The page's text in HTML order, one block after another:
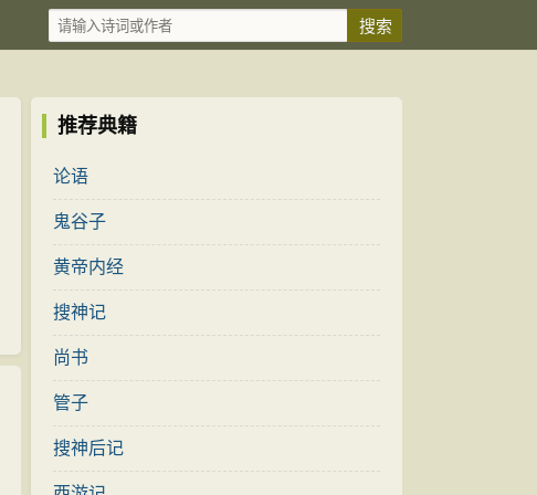
推荐典籍
论语
鬼谷子
黄帝内经
搜神记
尚书
管子
搜神后记